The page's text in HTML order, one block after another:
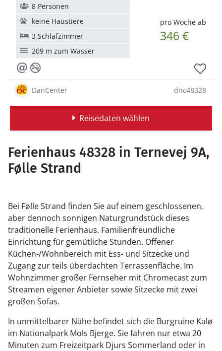
pro Woche ab
346 €
8 Personen
keine Haustiere
3 Schlafzimmer
209 m zum Wasser
DanCenter dnc48328
Reisedaten wählen
Ferienhaus 48328 in Ternevej 9A,
Følle Strand
Bei Følle Strand finden Sie auf einem geschlossenen,
aber dennoch sonnigen Naturgrundstück dieses
traditionelle Ferienhaus. Familienfreundliche
Einrichtung für gemütliche Stunden. Offener
Küchen-/Wohnbereich mit Ess- und Sitzecke und
Zugang zur teils überdachten Terrassenfläche. Im
Wohnzimmer großer Fernseher mit Chromecast zum
Streamen eigener Anbieter sowie Sitzecke mit zwei
großen Sofas.
In unmittelbarer Nähe befindet sich die Burgruine Kalø
im Nationalpark Mols Bjerge. Sie fahren nur etwa 20
Minuten zum Freizeitpark Djurs Sommerland oder in